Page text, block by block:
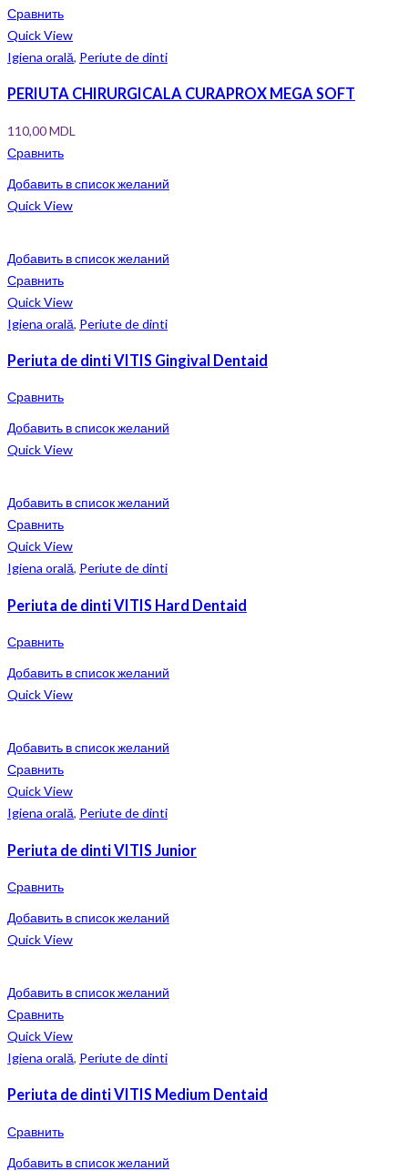
Сравнить
Quick View
Igiena orală, Periute de dinti
PERIUTA CHIRURGICALA CURAPROX MEGA SOFT
110,00MDL
Сравнить
Добавить в список желаний
Quick View
Добавить в список желаний
Сравнить
Quick View
Igiena orală, Periute de dinti
Periuta de dinti VITIS Gingival Dentaid
Сравнить
Добавить в список желаний
Quick View
Добавить в список желаний
Сравнить
Quick View
Igiena orală, Periute de dinti
Periuta de dinti VITIS Hard Dentaid
Сравнить
Добавить в список желаний
Quick View
Добавить в список желаний
Сравнить
Quick View
Igiena orală, Periute de dinti
Periuta de dinti VITIS Junior
Сравнить
Добавить в список желаний
Quick View
Добавить в список желаний
Сравнить
Quick View
Igiena orală, Periute de dinti
Periuta de dinti VITIS Medium Dentaid
Сравнить
Добавить в список желаний